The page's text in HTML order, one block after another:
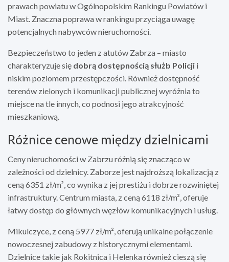
prawach powiatu w Ogólnopolskim Rankingu Powiatów i
Miast. Znaczna poprawa w rankingu przyciąga uwagę
potencjalnych nabywców nieruchomości.
Bezpieczeństwo to jeden z atutów Zabrza – miasto
charakteryzuje się dobrą dostępnością służb Policji i
niskim poziomem przestępczości. Również dostępność
terenów zielonych i komunikacji publicznej wyróżnia to
miejsce na tle innych, co podnosi jego atrakcyjność
mieszkaniową.
Różnice cenowe między dzielnicami
Ceny nieruchomości w Zabrzu różnią się znacząco w
zależności od dzielnicy. Zaborze jest najdroższą lokalizacją z
ceną 6351 zł/m², co wynika z jej prestiżu i dobrze rozwiniętej
infrastruktury. Centrum miasta, z ceną 6118 zł/m², oferuje
łatwy dostęp do głównych węzłów komunikacyjnych i usług.
Mikulczyce, z ceną 5977 zł/m², oferują unikalne połączenie
nowoczesnej zabudowy z historycznymi elementami.
Dzielnice takie jak Rokitnica i Helenka również cieszą się